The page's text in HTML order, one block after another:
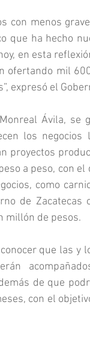
con menos
que ha hecho
en esta
ofertando mil
expresó el
Ávila, se
los negocios
proyectos
a peso, con
como
de Zacatecas
millón de pesos.
que las y
de que
con el